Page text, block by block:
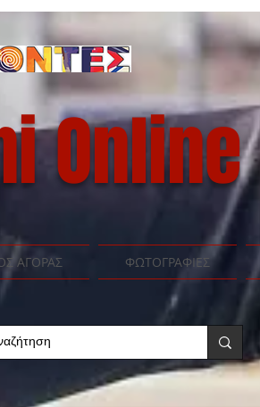
Online
ΑΓΟΡΑΣ ΦΩΤΟΓΡΑΦΙΕΣ